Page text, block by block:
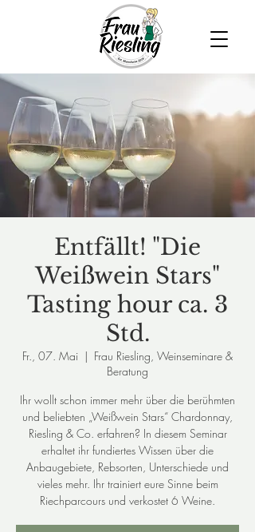
Entfällt! "Die
Weißwein Stars"
Tasting hour ca. 3
Std.
Fr., 07. Mai
  |
Frau Riesling, Weinseminare &
Beratung
Ihr wollt schon immer mehr über die berühmten
und beliebten „Weißwein Stars“ Chardonnay,
Riesling & Co. erfahren? In diesem Seminar
erhaltet ihr fundiertes Wissen über die
Anbaugebiete, Rebsorten, Unterschiede und
vieles mehr. Ihr trainiert eure Sinne beim
Riechparcours und verkostet 6 Weine.